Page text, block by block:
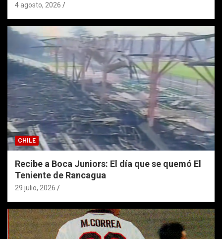
4 agosto, 2026
CHILE
Recibe a Boca Juniors: El día que se quemó El
Teniente de Rancagua
29 julio, 2026